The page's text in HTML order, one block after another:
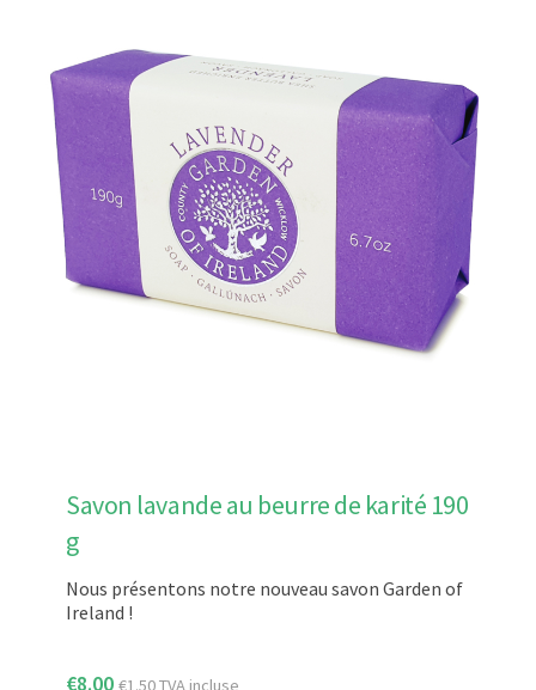
Savon lavande au beurre de karité 190
g
Nous présentons notre nouveau savon Garden of
Ireland !
€8.00 €1.50TVA incluse